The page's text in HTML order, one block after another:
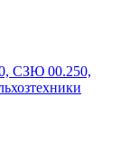
СЗЮ 00.250,